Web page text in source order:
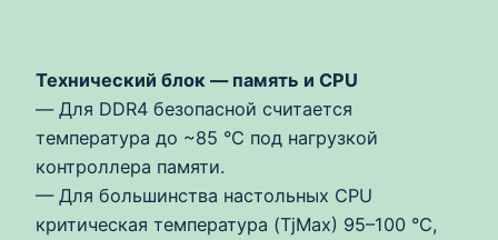
Технический блок — память и CPU
— Для DDR4 безопасной считается
температура до ~85 °C под нагрузкой
контроллера памяти.
— Для большинства настольных CPU
критическая температура (TjMax) 95–100 °C,